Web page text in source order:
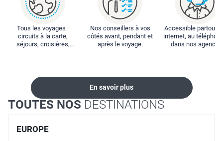
Tous les voyages :
circuits à la carte,
séjours, croisières,
Nos conseillers à vos
côtés avant, pendant et
après le voyage.
Accessible partout :
internet, au
dans nos
En savoir plus
TOUTES NOS DESTINATIONS
EUROPE